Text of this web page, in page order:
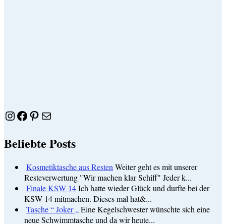
Instagram
Facebook
Pinterest
E-Mail
Beliebte Posts
Kosmetiktasche aus RestenWeiter geht es mit unserer
Resteverwertung "Wir machen klar Schiff" Jeder k...
Finale KSW 14Ich hatte wieder Glück und durfte bei der
KSW 14 mitmachen. Dieses mal hat&...
Tasche “ Joker „Eine Kegelschwester wünschte sich eine
neue Schwimmtasche und da wir heute...